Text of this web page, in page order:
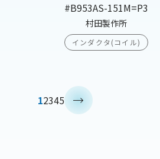
#B953AS-151M=P3
村田製作所
インダクタ(コイル)
12345